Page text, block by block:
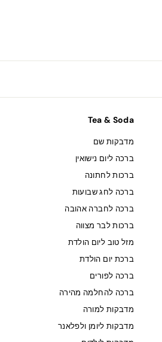
Tea & Soda
מדבקות שם
ברכה ליום נישואין
ברכות לחתונה
ברכה לחג שבועות
ברכה לחברה אהובה
ברכות לבר מצווה
מזל טוב ליום הולדת
ברכת יום הולדת
ברכה לפורים
ברכה להחלמה מהירה
מדבקות למורה
מדבקות ליומן ולפלאנר